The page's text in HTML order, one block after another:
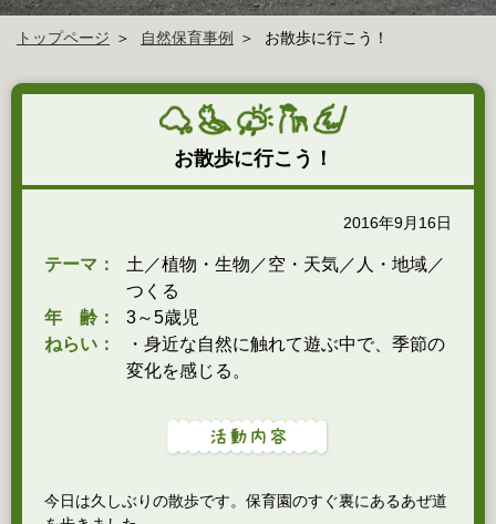
トップページ 自然保育事例 お散歩に行こう！
お散歩に行こう！
2016年9月16日
テーマ：
土／植物・生物／空・天気／人・地域／
つくる
年 齢：
3～5歳児
ねらい：
・身近な自然に触れて遊ぶ中で、季節の
変化を感じる。
今日は久しぶりの散歩です。保育園のすぐ裏にあるあぜ道